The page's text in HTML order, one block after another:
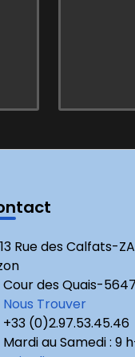
13 Rue des Calfats-
Cour des Quais-
Nous Trouver
+33 (0)2.97.53.45.46
Mardi au Samedi : 9